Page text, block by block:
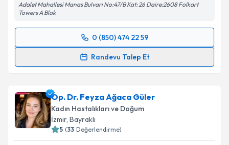
Takvim Talebini Gönder
Adalet Mahallesi Manas Bulvarı No:47/B Kat: 26 Daire:2608 Folkart
Towers A Blok
0 (850) 474 22 59
Randevu Talep Et
Randevu Takvimi Talebi
takvim hazırlandığında e-posta ile bilgilendireceğiz.
E-posta Adresiniz
Op. Dr. Feyza Ağaca Güler
Kadın Hastalıkları ve Doğum
İzmir, Bayraklı
5 (33 Değerlendirme)